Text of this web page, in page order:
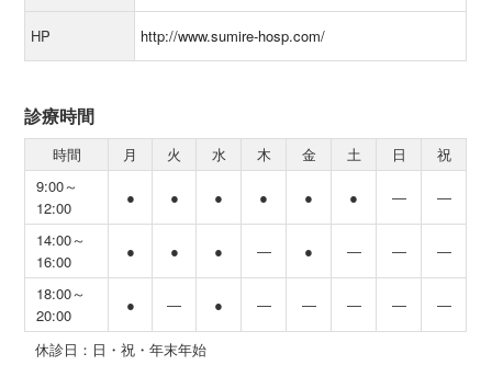
HP http://www.sumire-hosp.com/
診療時間
時間 月 火 水 木 金 土 日
祝
9:00～
12:00
● ● ● ● ● ● ― ―
14:00～
16:00
● ● ● ― ● ― ― ―
18:00～
20:00
● ― ● ― ― ― ― ―
休診日：日・祝・年末年始